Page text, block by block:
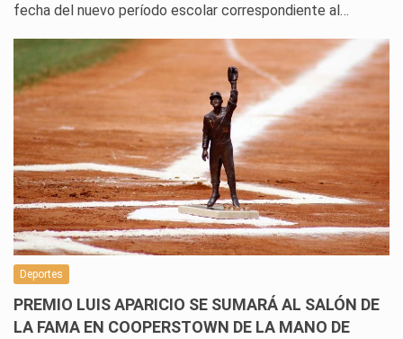
fecha del nuevo período escolar correspondiente al…
Deportes
PREMIO LUIS APARICIO SE SUMARÁ AL SALÓN DE
LA FAMA EN COOPERSTOWN DE LA MANO DE